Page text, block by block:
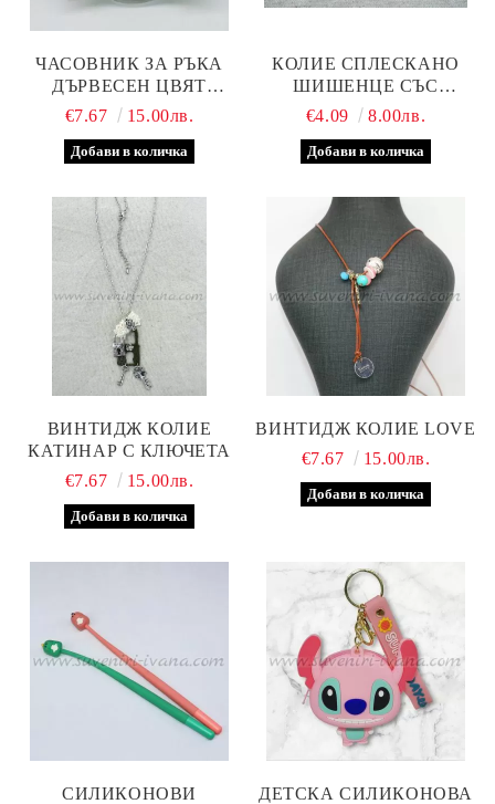
ЧАСОВНИК ЗА РЪКА
ДЪРВЕСЕН ЦВЯТ
МАРКА 'PINBO', МОДЕЛ
€7.67 15.00лв.
КОЛИЕ СПЛЕСКАНО
ШИШЕНЦЕ СЪС
СТЪКЛЕНИ ТОПЧЕТА
€4.09 8.00лв.
ВИНТИДЖ КОЛИЕ
КАТИНАР С КЛЮЧЕТА
€7.67
15.00лв.
ВИНТИДЖ КОЛИЕ LOVE
€7.67
15.00лв.
СИЛИКОНОВИ
ДЕТСКА СИЛИКОНОВА